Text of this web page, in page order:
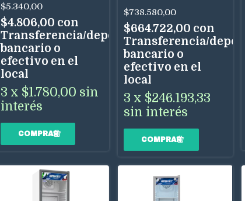
$5.340,00
$4.806,00 con
Transferencia/depósito
bancario o
efectivo en el
local
3 x $1.780,00 sin
interés
$738.580,00
$664.722,00 con
Transferencia/
bancario o
efectivo en el
local
3 x $246.193,33
sin interés